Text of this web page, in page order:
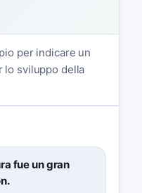
per indicare un
lo sviluppo della
fue un gran